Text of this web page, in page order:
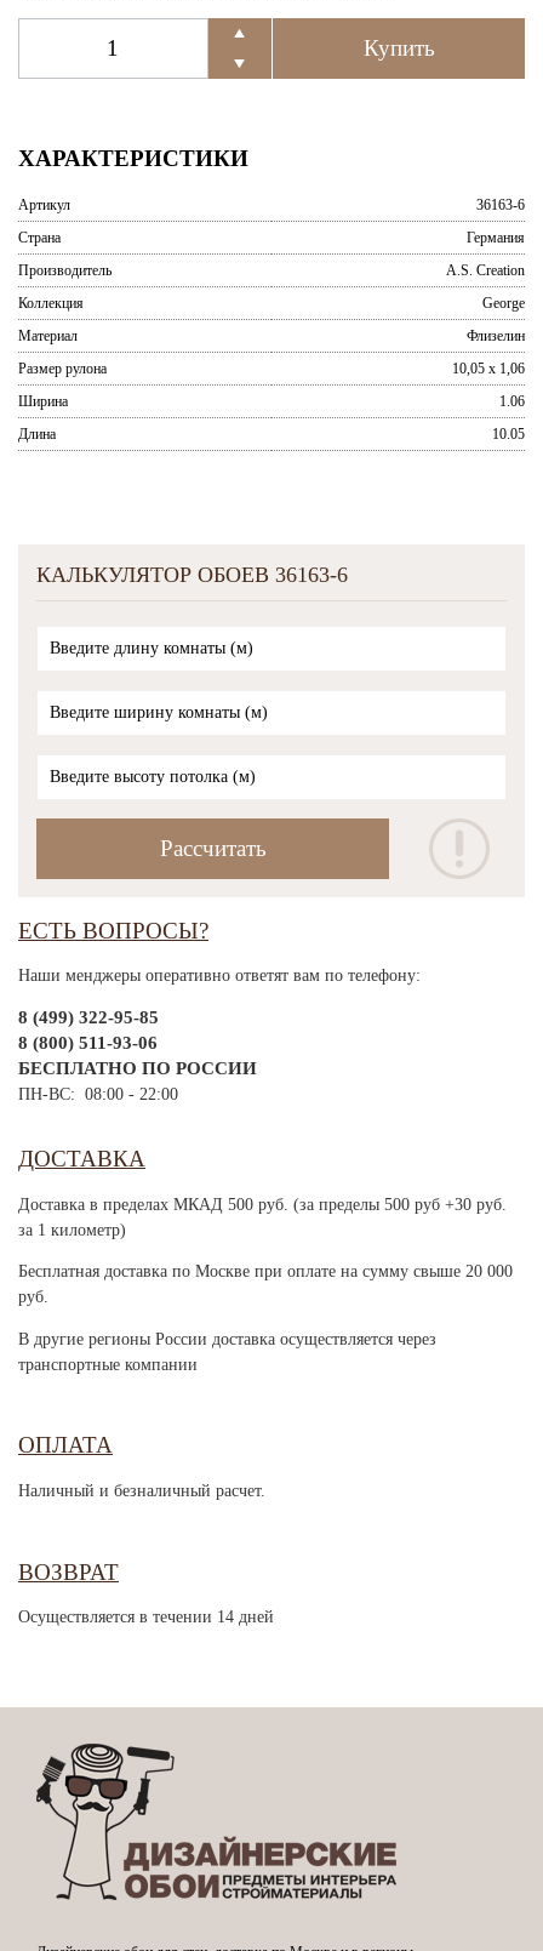
ХАРАКТЕРИСТИКИ
Артикул
36163-6
Страна
Германия
Производитель
A.S. Creation
Коллекция
George
Материал
Флизелин
Размер рулона
10,05 x 1,06
Ширина
1.06
Длина
10.05
КАЛЬКУЛЯТОР ОБОЕВ 36163-6
ЕСТЬ ВОПРОСЫ?
Наши менджеры оперативно ответят вам по телефону:
8 (499) 322-95-85
8 (800) 511-93-06
БЕСПЛАТНО ПО РОССИИ
ПН-ВС: 08:00 - 22:00
ДОСТАВКА
Доставка в пределах МКАД 500 руб. (за пределы 500 руб +30 руб.
за 1 километр)
Бесплатная доставка по Москве при оплате на сумму свыше 20 000
руб.
В другие регионы России доставка осуществляется через
транспортные компании
ОПЛАТА
Наличный и безналичный расчет.
ВОЗВРАТ
Осуществляется в течении 14 дней